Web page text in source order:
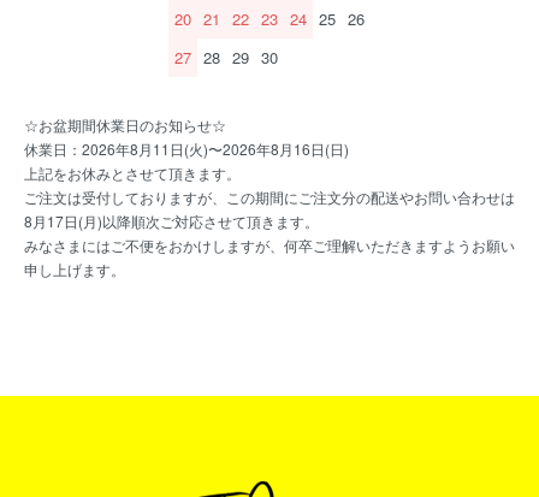
20 21 22 23 24 25 26
27 28 29 30
☆お盆期間休業日のお知らせ☆
休業日：2026年8月11日(火)〜2026年8月16日(日)
上記をお休みとさせて頂きます。
ご注文は受付しておりますが、この期間にご注文分の配送やお問い合わせは
8月17日(月)以降順次ご対応させて頂きます。
みなさまにはご不便をおかけしますが、何卒ご理解いただきますようお願い
申し上げます。